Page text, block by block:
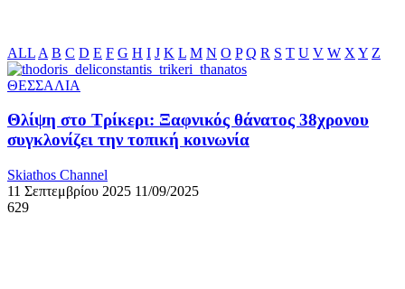
ALL A B C D E F G H I J K L M N O P Q R S T U V W X Y Z
ΘΕΣΣΑΛΙΑ
Θλίψη στο Τρίκερι: Ξαφνικός θάνατος 38χρονου
συγκλονίζει την τοπική κοινωνία
Skiathos Channel
11 Σεπτεμβρίου 2025 11/09/2025
629